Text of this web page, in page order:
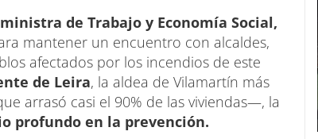
de Trabajo y Economía Social,
mantener un encuentro con alcaldes,
afectados por los incendios de este
de Leira, la aldea de Vilamartín más
arrasó casi el 90% de las viviendas—, la
profundo en la prevención.